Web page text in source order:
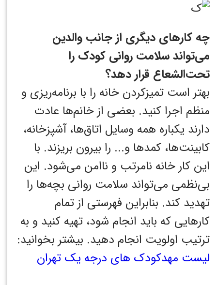
چه کارهای دیگری از جانب والدین
می‌تواند سلامت روانی کودک را
تحت‌الشعاع قرار دهد؟
بهتر است تمیزکردن خانه را با برنامه‌ریزی و
منظم اجرا کنید. بعضی از خانم‌ها عادت
دارند یکباره همه وسایل اتاق‌ها، آشپزخانه،
کابینت‌ها، کمدها و... را بیرون بریزند. با
این کار خانه نامرتب و ناامن می‌شود. این
بی‌نظمی می‌تواند سلامت روانی بچه‌ها را
تهدید کند. بنابراین فهرستی از تمام
کارهایی که باید انجام شود، تهیه کنید و به
ترتیب اولویت انجام دهید. بیشتر بخوانید:
لیست مهدکودک های درجه یک تهران